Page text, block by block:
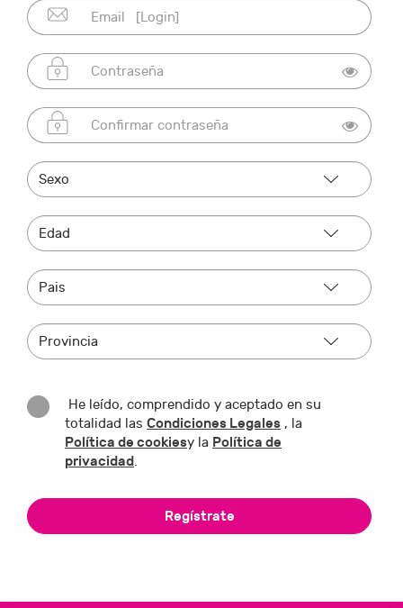
He leído, comprendido y aceptado en su
totalidad las Condiciones Legales , la
Política de cookiesy la Política de
privacidad.